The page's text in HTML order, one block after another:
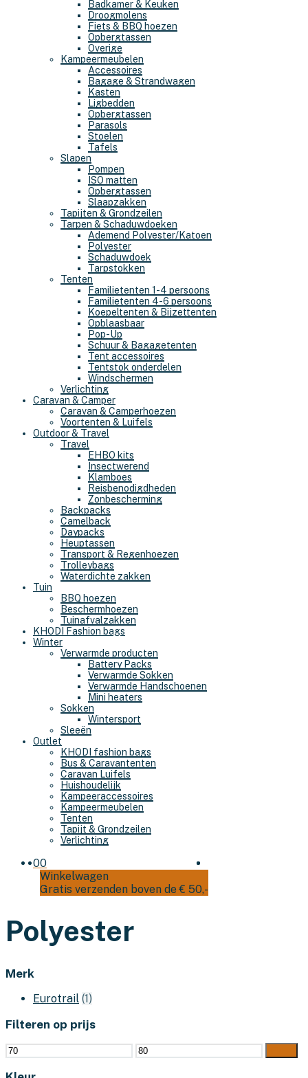
Badkamer & Keuken
Droogmolens
Fiets & BBQ hoezen
Opbergtassen
Overige
Kampeermeubelen
Accessoires
Bagage & Strandwagen
Kasten
Ligbedden
Opbergtassen
Parasols
Stoelen
Tafels
Slapen
Pompen
ISO matten
Opbergtassen
Slaapzakken
Tapijten & Grondzeilen
Tarpen & Schaduwdoeken
Ademend Polyester/Katoen
Polyester
Schaduwdoek
Tarpstokken
Tenten
Familietenten 1-4 persoons
Familietenten 4-6 persoons
Koepeltenten & Bijzettenten
Opblaasbaar
Pop-Up
Schuur & Bagagetenten
Tent accessoires
Tentstok onderdelen
Windschermen
Verlichting
Caravan & Camper
Caravan & Camperhoezen
Voortenten & Luifels
Outdoor & Travel
Travel
EHBO kits
Insectwerend
Klamboes
Reisbenodigdheden
Zonbescherming
Backpacks
Camelback
Daypacks
Heuptassen
Transport & Regenhoezen
Trolleybags
Waterdichte zakken
Tuin
BBQ hoezen
Beschermhoezen
Tuinafvalzakken
KHODI Fashion bags
Winter
Verwarmde producten
Battery Packs
Verwarmde Sokken
Verwarmde Handschoenen
Mini heaters
Sokken
Wintersport
Sleeën
Outlet
KHODI fashion bags
Bus & Caravantenten
Caravan Luifels
Huishoudelijk
Kampeeraccessoires
Kampeermeubelen
Tenten
Tapijt & Grondzeilen
Verlichting
00
Winkelwagen
Gratis verzenden boven de € 50,-
Polyester
Merk
Eurotrail (1)
Filteren op prijs
Min.
prijs
Max.
prijs